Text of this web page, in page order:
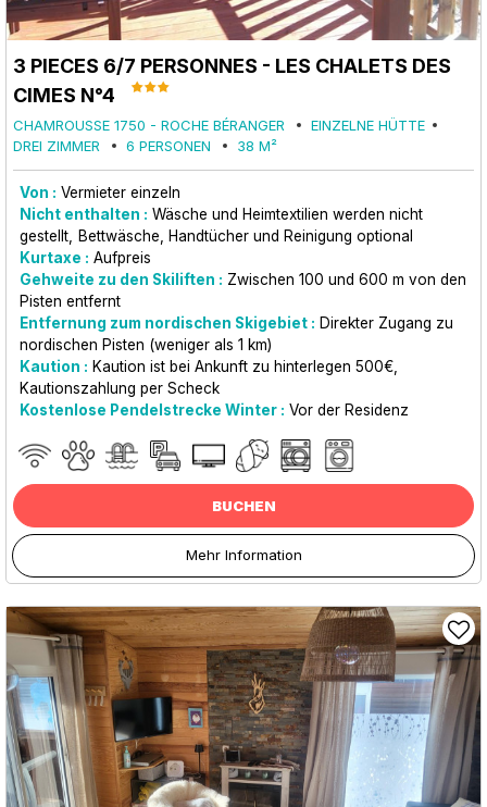
3 PIECES 6/7 PERSONNES - LES CHALETS DES
CIMES N°4
CHAMROUSSE 1750 - ROCHE BÉRANGER
EINZELNE HÜTTE
DREI ZIMMER
6 PERSONEN 38 M²
Von : Vermieter einzeln
Nicht enthalten : Wäsche und Heimtextilien werden nicht
gestellt
Bettwäsche, Handtücher und Reinigung optional
Kurtaxe : Aufpreis
Gehweite zu den Skiliften : Zwischen 100 und 600 m von den
Pisten entfernt
Entfernung zum nordischen Skigebiet : Direkter Zugang zu
nordischen Pisten (weniger als 1 km)
Kaution : Kaution ist bei Ankunft zu hinterlegen 500€
Kautionszahlung per Scheck
Kostenlose Pendelstrecke Winter : Vor der Residenz
BUCHEN
Mehr Information